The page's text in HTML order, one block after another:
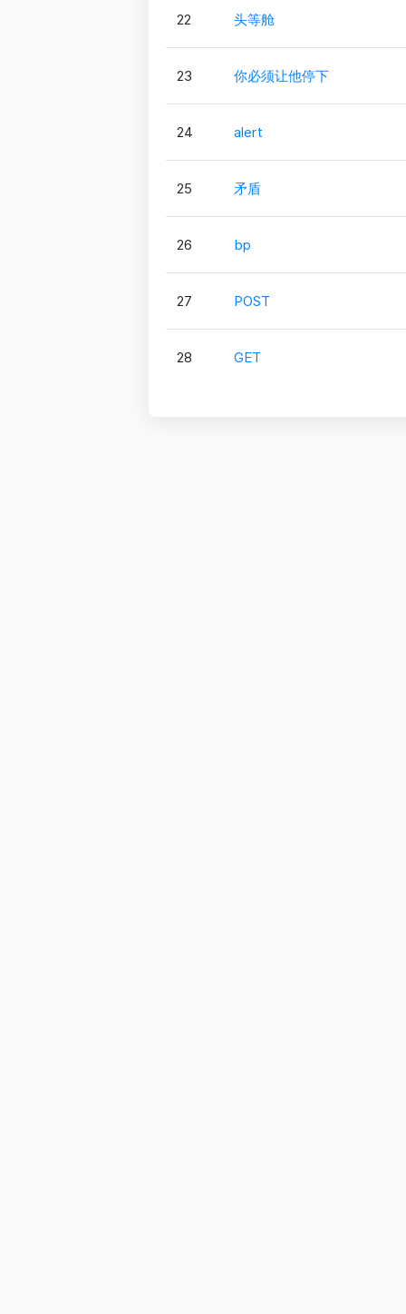
22 头等舱
23 你必须让他停下
24 alert
25 矛盾
26 bp
27 POST
28 GET